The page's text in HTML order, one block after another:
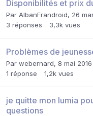
Disponibilités et prix
Par AlbanFrandroid, 26
3 réponses 3,3k vues
Problèmes de
Par webernard, 8 mai 2016
1 réponse 1,2k vues
je quitte mon lumia
questions